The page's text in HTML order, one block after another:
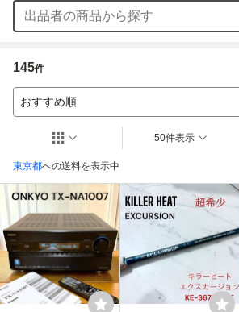
145件
おすすめ順
東京都への送料を表示中
50件表示